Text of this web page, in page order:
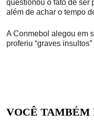
questionou o fato de ser
além de achar o tempo
A Conmebol alegou em
proferiu “graves
VOCÊ TAMBÉM